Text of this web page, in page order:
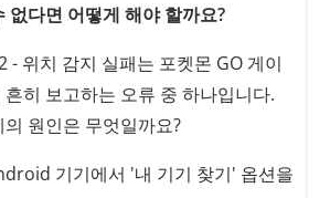
없다면 어떻게 해야 할까요?
- 위치 감지 실패는 포켓몬 GO 게이
흔히 보고하는 오류 중 하나입니다.
의 원인은 무엇일까요?
기기에서 '내 기기 찾기' 옵션을